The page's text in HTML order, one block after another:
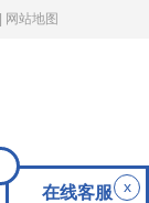
网站地图
x
在线客服